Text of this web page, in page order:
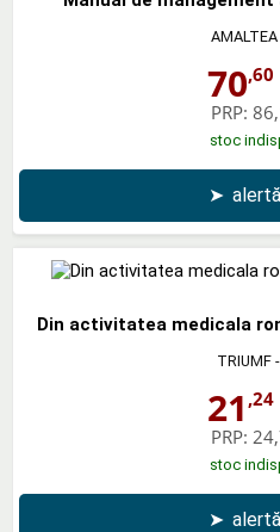
AMALTEA
70,60
PRP:
stoc
➤
Din activitatea medicala
TRIUMF
21 ,24
PRP:
stoc
➤